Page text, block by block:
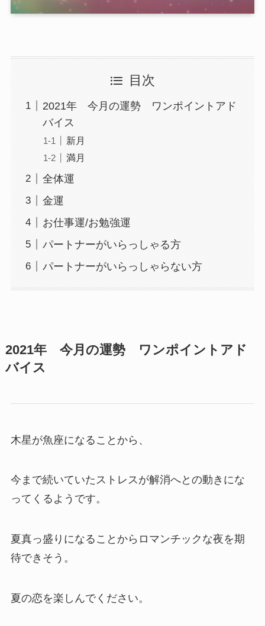
目次
2021年 今月の運勢 ワンポイントアド
バイス
新月
満月
全体運
金運
お仕事運/お勉強運
パートナーがいらっしゃる方
パートナーがいらっしゃらない方
2021年 今月の運勢 ワンポイントアド
バイス
木星が魚座になることから、
今まで続いていたストレスが解消へとの動きにな
ってくるようです。
夏真っ盛りになることからロマンチックな夜を期
待できそう。
夏の恋を楽しんでください。